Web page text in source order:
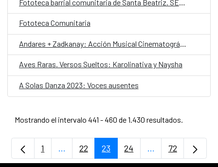
Fototeca Comunitaria
Aves Raras. Versos Sueltos: Karolinativa y Naysha
A Solas Danza 2023: Voces ausentes
Mostrando el intervalo 441 - 460 de 1.430 resultados.
Página
1 ...Páginas intermedias Use TAB para
Página
22 Página
23 Página
24 ...PáginasPágina
72